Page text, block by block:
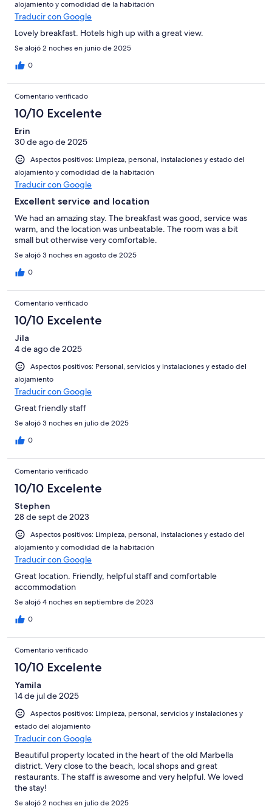
alojamiento y comodidad de la habitación
Traducir con Google
Lovely breakfast. Hotels high up with a great view.
Se alojó 2 noches en junio de 2025
0
Comentario verificado
10/10 Excelente
Erin
30 de ago de 2025
Aspectos positivos: Limpieza, personal, instalaciones y estado del
alojamiento y comodidad de la habitación
Traducir con Google
Excellent service and location
We had an amazing stay. The breakfast was good, service was
warm, and the location was unbeatable. The room was a bit
small but otherwise very comfortable.
Se alojó 3 noches en agosto de 2025
0
Comentario verificado
10/10 Excelente
Jila
4 de ago de 2025
Aspectos positivos: Personal, servicios y instalaciones y estado del
alojamiento
Traducir con Google
Great friendly staff
Se alojó 3 noches en julio de 2025
0
Comentario verificado
10/10 Excelente
Stephen
28 de sept de 2023
Aspectos positivos: Limpieza, personal, instalaciones y estado del
alojamiento y comodidad de la habitación
Traducir con Google
Great location. Friendly, helpful staff and comfortable
accommodation
Se alojó 4 noches en septiembre de 2023
0
Comentario verificado
10/10 Excelente
Yamila
14 de jul de 2025
Aspectos positivos: Limpieza, personal, servicios y instalaciones y
estado del alojamiento
Traducir con Google
Beautiful property located in the heart of the old Marbella
district. Very close to the beach, local shops and great
restaurants. The staff is awesome and very helpful. We loved
the stay!
Se alojó 2 noches en julio de 2025